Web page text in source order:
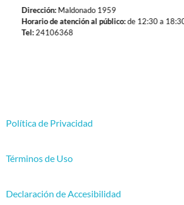
Dirección:Maldonado 1959
Horario de atención al público:de 12:30 a
Tel:24106368
Política de Privacidad
Términos de Uso
Declaración de Accesibilidad